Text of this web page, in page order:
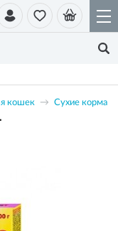
кошек Сухие корма